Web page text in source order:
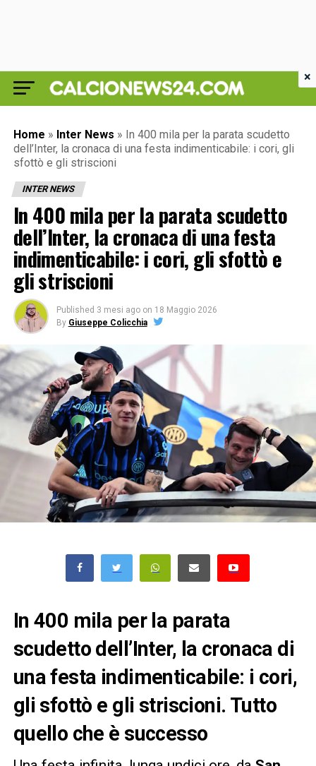
Home » Inter News » In 400 mila per la parata scudetto
dell’Inter, la cronaca di una festa indimenticabile: i cori, gli
sfottò e gli striscioni
INTER NEWS
In 400 mila per la parata scudetto
dell’Inter, la cronaca di una festa
indimenticabile: i cori, gli sfottò e
gli striscioni
Published 3 mesi ago on 18 Maggio 2026
By Giuseppe Colicchia
In 400 mila per la parata
scudetto dell’Inter, la cronaca di
una festa indimenticabile: i cori,
gli sfottò e gli striscioni. Tutto
quello che è successo
×